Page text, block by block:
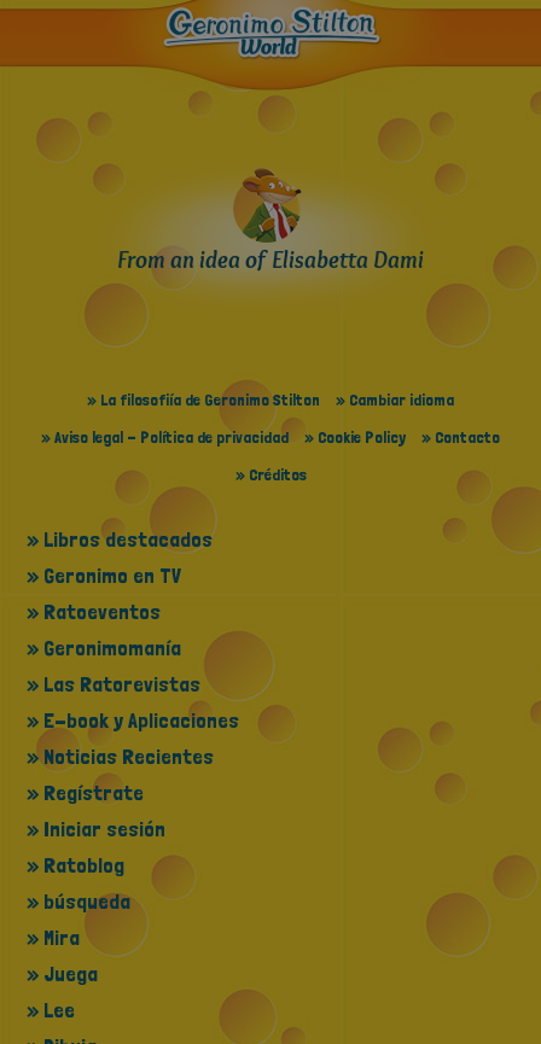
From an idea of Elisabetta Dami
» La filosofiía de Geronimo Stilton
» Cambiar idioma
» Aviso legal - Política de privacidad
» Cookie Policy
» Contacto
» Créditos
» Libros destacados
» Geronimo en TV
» Ratoeventos
» Geronimomanía
» Las Ratorevistas
» E-book y Aplicaciones
» Noticias Recientes
» Regístrate
» Iniciar sesión
» Ratoblog
» búsqueda
» Mira
» Juega
» Lee